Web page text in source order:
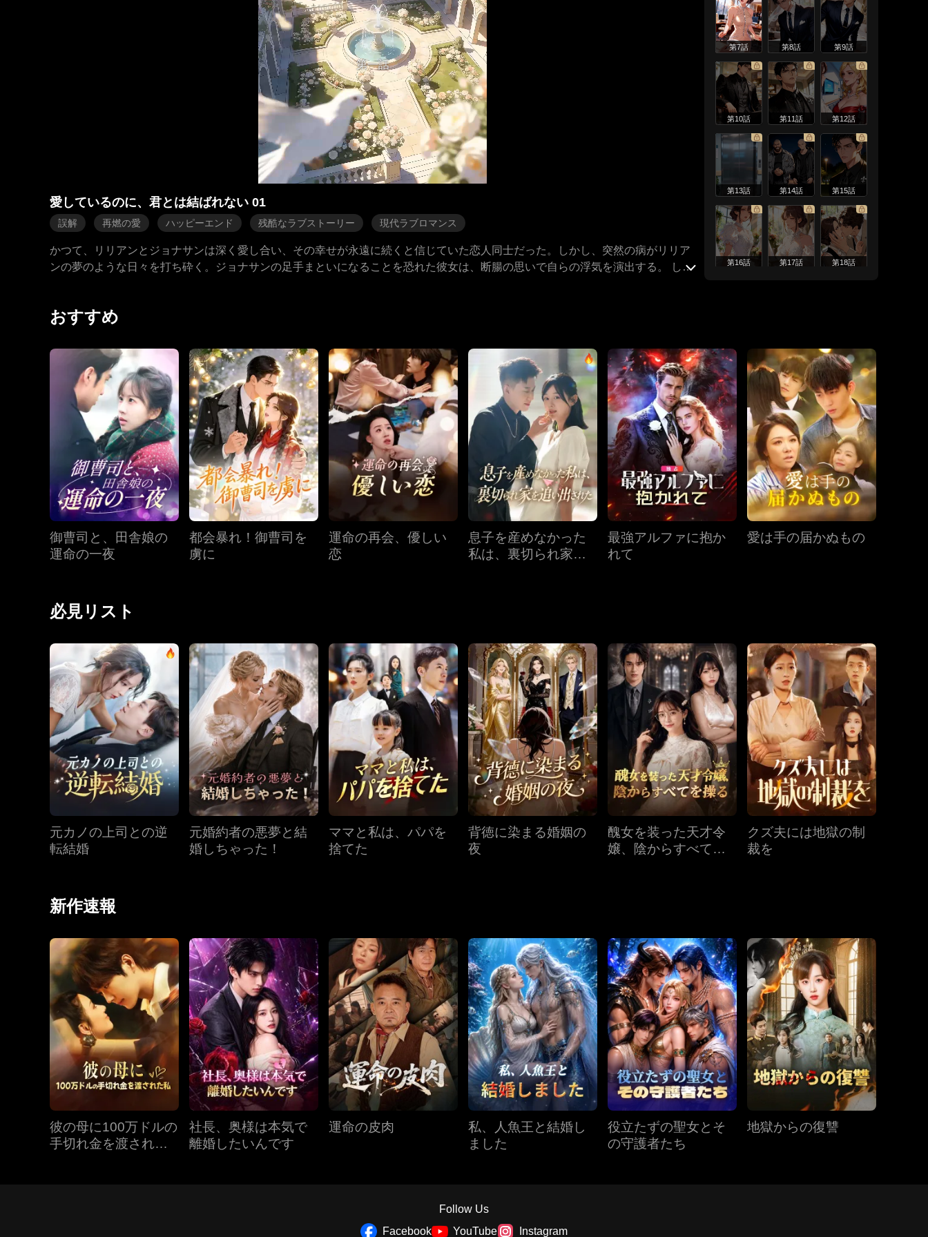
第一話
愛しているのに、君とは結ばれない 01
誤解 再燃の愛 ハッピーエンド 残酷なラブストーリー 現代ラブロマンス
かつて、リリアンとジョナサンは深く愛し合い、その幸せが永遠に続くと信じていた恋人同士だった。しかし、突然の病がリリア
ンの夢のような日々を打ち砕く。ジョナサンの足手まといになることを恐れた彼女は、断腸の思いで自らの浮気を演出する。 しか
のだった。 自身の感情に揺れ動く中、ジョナサンはついに知ることになる。別れの裏に隠されていた、リリアンが末期の病に侵さ
第7話 第8話 第9話
第10話 第11話 第12話
第13話 第14話 第15話
第16話 第17話 第18話
第22話 第23話 第24話
第25話 第26話 第27話
第34話 第35話 第36話
第37話 第38話 第39話
第40話
おすすめ
御曹司と、田舎娘の
運命の一夜
都会暴れ！御曹司を
虜に
運命の再会、優しい
恋
息子を産めなかった
私は、裏切られ家を
最強アルファに抱か
れて
愛は手の届かぬもの
必見リスト
元カノの上司との逆
転結婚
元婚約者の悪夢と結
婚しちゃった！
ママと私は、パパを
捨てた
背徳に染まる婚姻の
夜
醜女を装った天才令
嬢、陰からすべてを
クズ夫には地獄の制
裁を
新作速報
彼の母に100万ドルの
手切れ金を渡された
社長、奥様は本気で
離婚したいんです
運命の皮肉
私、人魚王と結婚し
ました
役立たずの聖女とそ
の守護者たち
地獄からの復讐
Follow Us
Facebook
YouTube Instagram